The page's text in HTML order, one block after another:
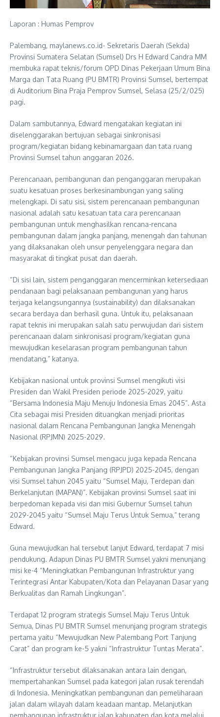
Laporan : Humas Pemprov
Palembang, maylanews.co.id- Sekretaris Daerah (Sekda)
Provinsi Sumatera Selatan (Sumsel) Drs H Edward Candra MM
membuka rapat teknis/forum OPD Dinas Pekerjaan Umum Bina
Marga dan Tata Ruang (PU BMTR) Provinsi Sumsel, bertempat
di Auditorium Bina Praja Pemprov Sumsel, Selasa (25/2/025)
pagi.
Dalam sambutannya, Edward mengatakan kegiatan ini
diselenggarakan bertujuan sebagai sinkronisasi
program/kegiatan bidang kebinamargaan dan tata ruang
Provinsi Sumsel tahun anggaran 2026.
Perencanaan, pembangunan dan penganggaran merupakan
suatu kesatuan proses berkesinambungan yang saling
melengkapi. Di satu sisi, sistem perencanaan pembangunan
nasional adalah satu kesatuan tata cara perencanaan
pembangunan untuk menghasilkan rencana-rencana
pembangunan dalam jangka panjang, menengah dan tahunan
yang dilaksanakan oleh unsur penyelenggara negara dan
masyarakat di tingkat pusat dan daerah.
“Di sisi lain, sistem penganggaran mencerminkan ketersediaan
pendanaan bagi pelaksanaan pembangunan yang harus
terjaga kelangsungannya (sustainability) dan dilaksanakan
secara berdaya dan berhasil guna. Untuk itu, pelaksanaan
rapat teknis ini merupakan salah satu perwujudan dari sistem
perencanaan dalam sinkronisasi program/kegiatan guna
mewujudkan keselarasan program pembangunan tahun
mendatang,” katanya.
Kebijakan nasional untuk provinsi Sumsel mengikuti visi
Presiden dan Wakil Presiden periode 2025-2029, yaitu
“Bersama Indonesia Maju Menuju Indonesia Emas 2045”. Asta
Cita sebagai misi Presiden dituangkan menjadi prioritas
nasional dalam Rencana Pembangunan Jangka Menengah
Nasional (RPJMN) 2025-2029.
“Kebijakan provinsi Sumsel mengacu juga kepada Rencana
Pembangunan Jangka Panjang (RPJPD) 2025-2045, dengan
visi Sumsel tahun 2045 yaitu “Sumsel Maju, Terdepan dan
Berkelanjutan (MAPAN)”. Kebijakan provinsi Sumsel saat ini
berpedoman kepada visi dan misi Gubernur Sumsel tahun
2029-2045 yaitu “Sumsel Maju Terus Untuk Semua,” terang
Edward.
Guna mewujudkan hal tersebut lanjut Edward, terdapat 7 misi
pendukung. Adapun Dinas PU BMTR Sumsel yakni menunjang
misi ke-4 “Meningkatkan Pembangunan Infrastruktur yang
Terintegrasi Antar Kabupaten/Kota dan Pelayanan Dasar yang
Berkualitas dan Ramah Lingkungan”.
Terdapat 12 program strategis Sumsel Maju Terus Untuk
Semua, Dinas PU BMTR Sumsel menunjang program strategis
pertama yaitu “Mewujudkan New Palembang Port Tanjung
Carat” dan program ke-5 yakni “Infrastruktur Tuntas Merata”.
“Infrastruktur tersebut dilaksanakan antara lain dengan,
mempertahankan Sumsel pada kategori jalan rusak terendah
di Indonesia. Meningkatkan pembangunan dan pemeliharaan
jalan dalam wilayah dalam keadaan mantap. Melanjutkan
pembangunan infrastruktur jalan kabupaten dan kota melalui